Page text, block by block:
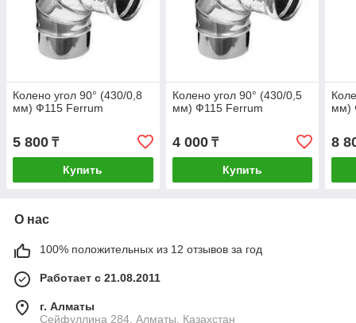
Колено угол 90° (430/0,8
мм) Ф115 Ferrum
5 800 ₸
Купить
Колено угол 90° (430/0,5
мм) Ф115 Ferrum
4 000₸
Купить
мм)
8
О нас
100% положительных из 12 отзывов за год
Работает с 21.08.2011
г. Алматы
Сейфуллина 284, Алматы, Казахстан